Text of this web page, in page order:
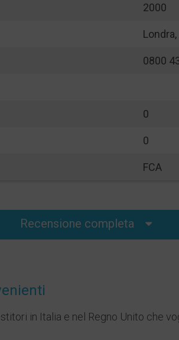
2000
Londra,
0800
0
0
FCA
Recensione completa
in Italia e nel Regno Unito che